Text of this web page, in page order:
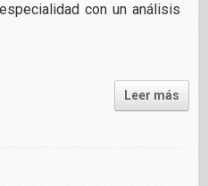
con un análisis
Leer más